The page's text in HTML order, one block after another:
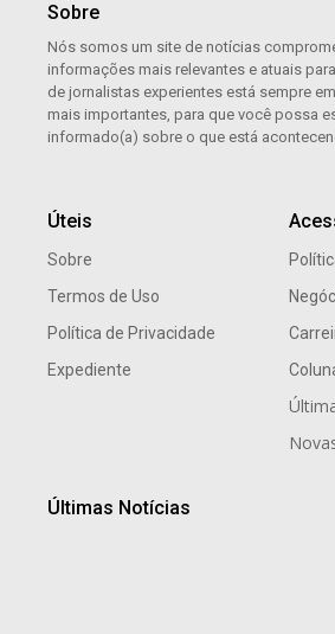
Sobre
Nós somos um site de notícias
informações mais relevantes e atuais
de jornalistas experientes está sempre
mais importantes, para que você possa
informado(a) sobre o que está
Úteis
Sobre
Termos de Uso
Política de Privacidade
Expediente
Últimas Notícias